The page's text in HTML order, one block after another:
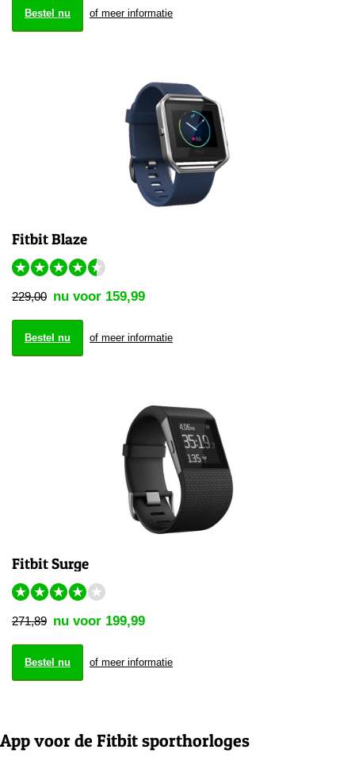
Bestel nu of meer informatie
Fitbit Blaze
★ ★ ★ ★ ★
229,00 nu voor 159,99
Bestel nu of meer informatie
Fitbit Surge
★ ★ ★ ★ ★
271,89 nu voor 199,99
Bestel nu of meer informatie
App voor de Fitbit sporthorloges